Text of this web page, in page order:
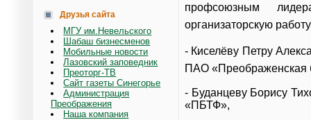
Друзья сайта
МГУ им.Невельского
Шабаш бизнесменов
Мобильные новости
Лазовский заповедник
Преоторг-ТВ
Сайт газеты Синегорье
Администрация
Преображения
Наша компания
профсоюзным
организаторскую
- Киселёву Петру
ПАО «Преображенская
- Буданцеву Борису
«ПБТФ»,